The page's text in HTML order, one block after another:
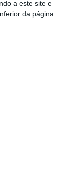
a este site e
da página.
dos momentos